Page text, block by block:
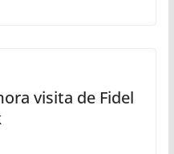
visita de Fidel